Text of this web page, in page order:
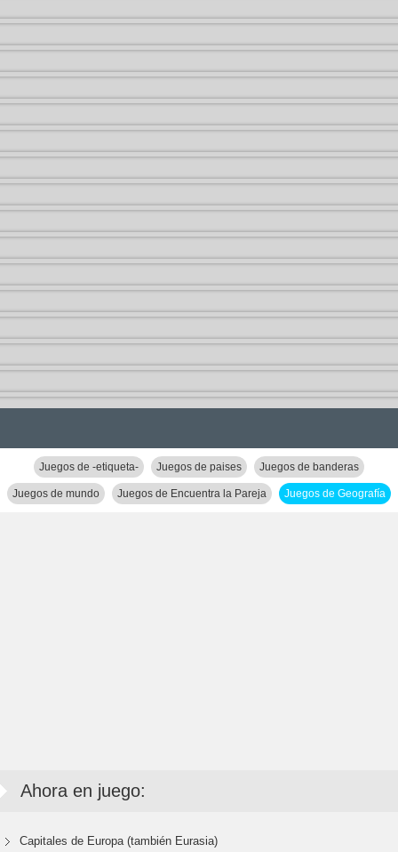
Juegos de -etiqueta- Juegos de paises Juegos de banderas
Juegos de mundo Juegos de Encuentra la Pareja Juegos de Geografía
Ahora en juego:
Capitales de Europa (también Eurasia)